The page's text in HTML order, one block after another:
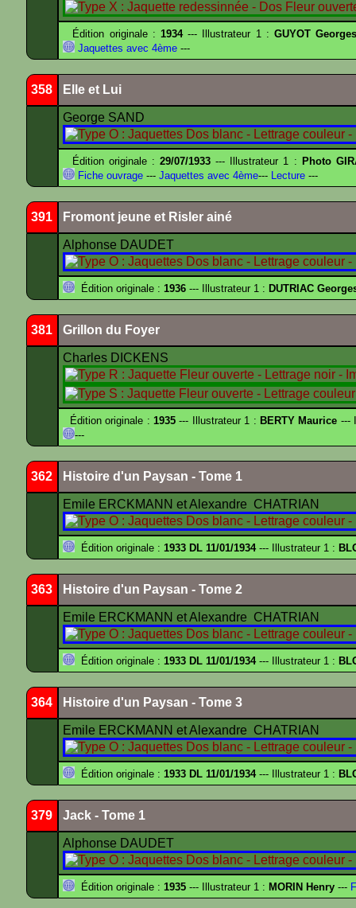
Édition originale : 1934--- Illustrateur 1 : GUYOT
Jaquettes avec 4ème ---
358 Elle et Lui
George SAND
Édition originale :29/07/1933 --- Illustrateur 1 : Photo
Fiche ouvrage --- Jaquettes avec 4ème--- Lecture ---
391 Fromont jeune et Risler ainé
Alphonse DAUDET
Édition originale : 1936 --- Illustrateur 1 : DUTRIAC
381 Grillon du Foyer
Charles DICKENS
Édition originale : 1935--- Illustrateur 1 : BERTY Maurice ---
---
362 Histoire d'un Paysan - Tome 1
Emile ERCKMANN et Alexandre CHATRIAN
Édition originale : 1933 DL 11/01/1934--- Illustrateur 1 :
363 Histoire d'un Paysan - Tome 2
Emile ERCKMANN et Alexandre CHATRIAN
Édition originale : 1933 DL 11/01/1934--- Illustrateur 1 :
364 Histoire d'un Paysan - Tome 3
Emile ERCKMANN et Alexandre CHATRIAN
Édition originale : 1933 DL 11/01/1934--- Illustrateur 1 :
379 Jack - Tome 1
Alphonse DAUDET
Édition originale : 1935 --- Illustrateur 1 : MORIN Henry ---